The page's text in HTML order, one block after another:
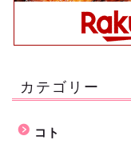
カテゴリー
コト